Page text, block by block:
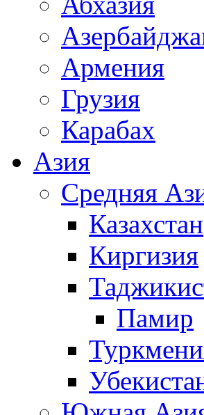
Армения
Грузия
Карабах
Азия
Средняя
Казахстан
Киргизия
Памир